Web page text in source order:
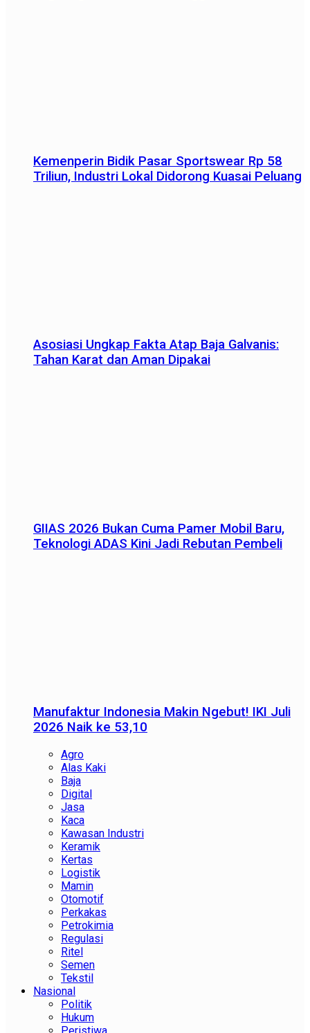
Kemenperin Bidik Pasar Sportswear Rp 58
Triliun, Industri Lokal Didorong Kuasai Peluang
Asosiasi Ungkap Fakta Atap Baja Galvanis:
Tahan Karat dan Aman Dipakai
GIIAS 2026 Bukan Cuma Pamer Mobil Baru,
Teknologi ADAS Kini Jadi Rebutan Pembeli
Manufaktur Indonesia Makin Ngebut! IKI Juli
2026 Naik ke 53,10
Agro
Alas Kaki
Baja
Digital
Jasa
Kaca
Kawasan Industri
Keramik
Kertas
Logistik
Mamin
Otomotif
Perkakas
Petrokimia
Regulasi
Ritel
Semen
Tekstil
Nasional
Politik
Hukum